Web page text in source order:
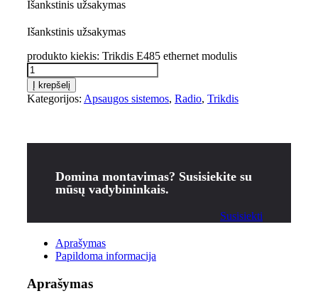
Išankstinis užsakymas
Išankstinis užsakymas
produkto kiekis: Trikdis E485 ethernet modulis
Į krepšelį
Kategorijos: Apsaugos sistemos, Radio, Trikdis
Domina montavimas? Susisiekite su
mūsų vadybininkais.
Susisiekti
Aprašymas
Papildoma informacija
Aprašymas